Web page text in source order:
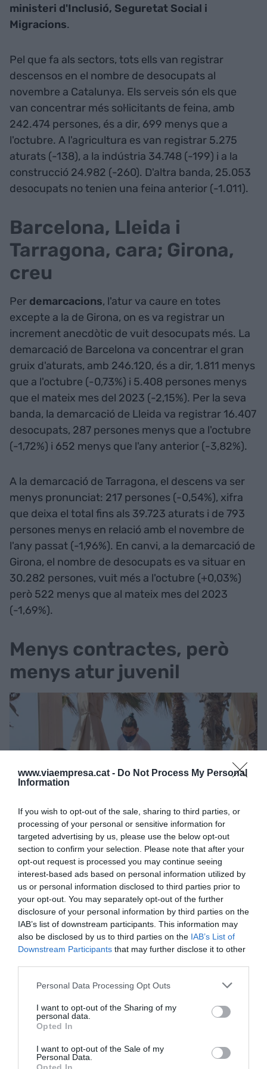
www.viaempresa.cat - Do Not Process My Personal
Information
If you wish to opt-out of the sale, sharing to third parties, or
processing of your personal or sensitive information for
targeted advertising by us, please use the below opt-out
section to confirm your selection. Please note that after your
opt-out request is processed you may continue seeing
interest-based ads based on personal information utilized by
us or personal information disclosed to third parties prior to
your opt-out. You may separately opt-out of the further
disclosure of your personal information by third parties on the
IAB’s list of downstream participants. This information may
also be disclosed by us to third parties on the IAB’s List of
Downstream Participants that may further disclose it to other
Personal Data Processing Opt Outs
I want to opt-out of the Sharing of my
personal data.
Opted In
I want to opt-out of the Sale of my
Personal Data.
ministeri d'Inclusió, Seguretat Social i
Migracions.
Pel que fa als sectors, tots ells van registrar
descensos en el nombre de desocupats al
novembre a Catalunya. Els serveis són els que
van concentrar més sol·licitants de feina, amb
242.474 persones, és a dir, 699 menys que a
l'octubre. A l'agricultura es van registrar 5.275
aturats (-138), a la indústria 34.748 (-199) i a la
construcció 24.982 (-260). D'altra banda, 25.053
desocupats no tenien una feina anterior (-1.011).
Barcelona, Lleida i
Tarragona, cara; Girona,
creu
Per demarcacions, l'atur va caure en totes
excepte a la de Girona, on es va registrar un
increment anecdòtic de vuit desocupats més. La
demarcació de Barcelona va concentrar el gran
gruix d'aturats, amb 246.120, és a dir, 1.811 menys
que a l'octubre (-0,73%) i 5.408 persones menys
que el mateix mes del 2023 (-2,15%). Per la seva
banda, la demarcació de Lleida va registrar 16.407
desocupats, 287 persones menys que a l'octubre
(-1,72%) i 652 menys que l'any anterior (-3,82%).
A la demarcació de Tarragona, el descens va ser
menys pronunciat: 217 persones (-0,54%), xifra
que deixa el total fins als 39.723 aturats i de 793
persones menys en relació amb el novembre de
l'any passat (-1,96%). En canvi, a la demarcació de
Girona, el nombre de desocupats es va situar en
30.282 persones, vuit més a l'octubre (+0,03%)
però 522 menys que al mateix mes del 2023
(-1,69%).
Menys contractes, però
menys atur juvenil
Un cambrer treballant durant l'agost | ACN
De l'informe del ministeri també se'n poden
extraure altres conclusions. Per exemple, hi ha
més dones aturades (191.821) que homes
desocupats (140.711). Del total, a més, 20.564
eren menors de 25 anys, dels quals 11.446 eren
homes i 9.118 dones. En canvi, entre la resta,
311.968, les dones van ser majoria, amb 182.703,
Catalunya va anotar2.115 menors de 25 anys
menys en aturel novembre, 384 menys que fa
un any.
A Catalunya hi ha més